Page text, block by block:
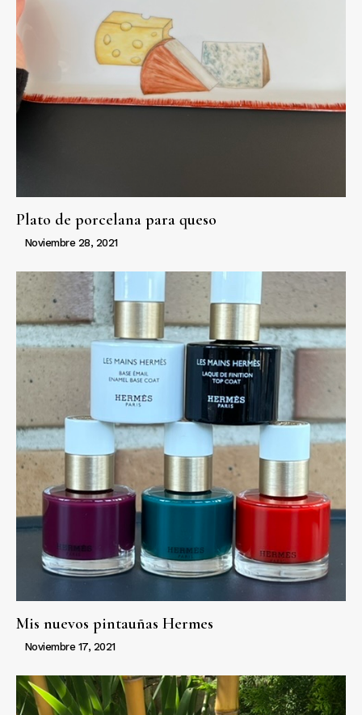
Plato de porcelana para queso
Noviembre 28, 2021
Mis nuevos pintauñas Hermes
Noviembre 17, 2021